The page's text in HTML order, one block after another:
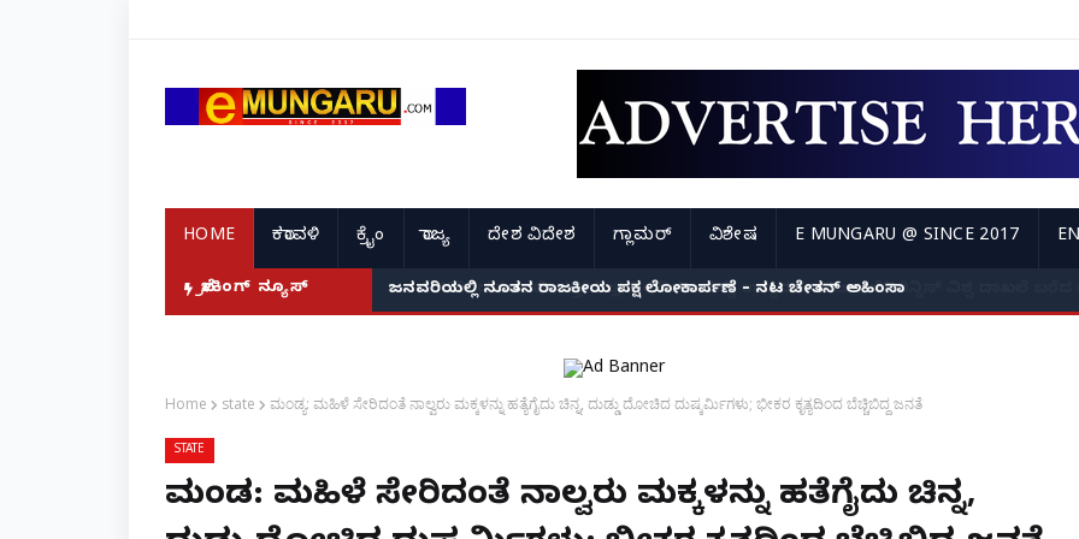
HOME ಕರಾವಳಿ ಕ್ರೈಂ ರಾಜ್ಯ ದೇಶ ವಿದೇಶ ಗ್ಲಾಮರ್ ವಿಶೇಷ E MUNGARU @ SINCE 2017
ಬ್ರೇಕಿಂಗ್ ನ್ಯೂಸ್ ಜನವರಿಯಲ್ಲಿ ನೂತನ ರಾಜಕೀಯ ಪಕ್ಷ ಲೋಕಾರ್ಪಣೆ – ನಟ ಚೇತನ್ ಅಹಿಂಸಾ
Home state ಮಂಡ್ಯ: ಮಹಿಳೆ ಸೇರಿದಂತೆ ನಾಲ್ವರು ಮಕ್ಕಳನ್ನು ಹತ್ಯೆಗೈದು ಚಿನ್ನ, ದುಡ್ಡು ದೋಚಿದ ದುಷ್ಕರ್ಮಿಗಳು; ಭೀಕರ ಕೃತ್ಯದಿಂದ ಬೆಚ್ಚಿಬಿದ್ದ ಜನತೆ
STATE
ಮಂಡ್ಯ: ಮಹಿಳೆ ಸೇರಿದಂತೆ ನಾಲ್ವರು ಮಕ್ಕಳನ್ನು ಹತ್ಯೆಗೈದು ಚಿನ್ನ,